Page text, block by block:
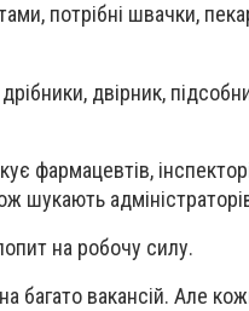
потрібні швачки,
двірник,
фармацевтів,
шукають
на робочу силу.
багато вакансій. Але